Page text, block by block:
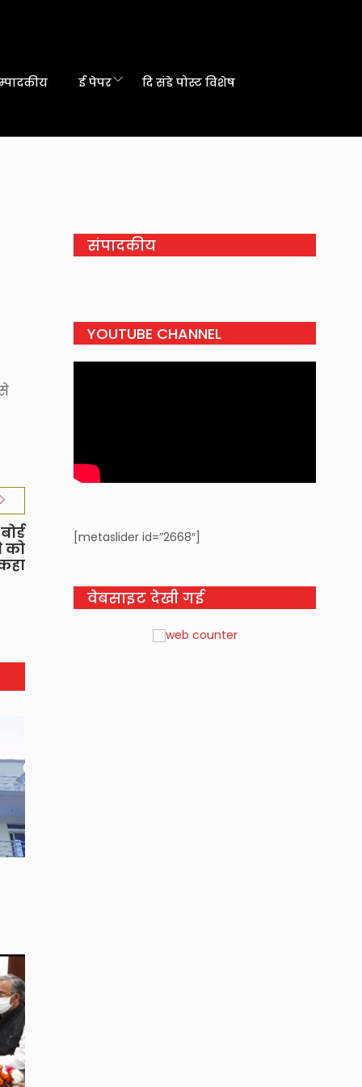
ई पेपर दि संडे पोस्ट विशेष
को
संपादकीय
YOUTUBE CHANNEL
[metaslider id=”2668″]
वेबसाइट देखी गई